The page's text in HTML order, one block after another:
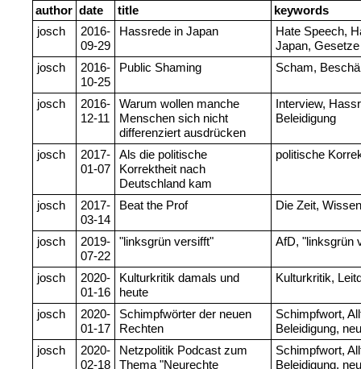
author date title
keywords
josch
2016-
09-29
Hassrede in Japan
Hate Speech,
Japan, Gesetze
josch
2016-
10-25
Public Shaming Scham,
josch
2016-
12-11
Warum wollen manche
Menschen sich nicht
differenziert ausdrücken
Interview,
Beleidigung
josch
2017-
01-07
Als die politische
Korrektheit nach
Deutschland kam
politische
josch
2017-
03-14
Beat the Prof Die Zeit,
josch
2019-
07-22
"linksgrün versifft" AfD, "linksgrün
josch
2020-
01-16
Kulturkritik damals und
heute
Kulturkritik,
josch
2020-
01-17
Schimpfwörter der neuen
Rechten
Schimpfwort,
Beleidigung,
josch
2020-
02-18
Netzpolitik Podcast zum
Thema "Neurechte
Schimpfwort,
Beleidigung,